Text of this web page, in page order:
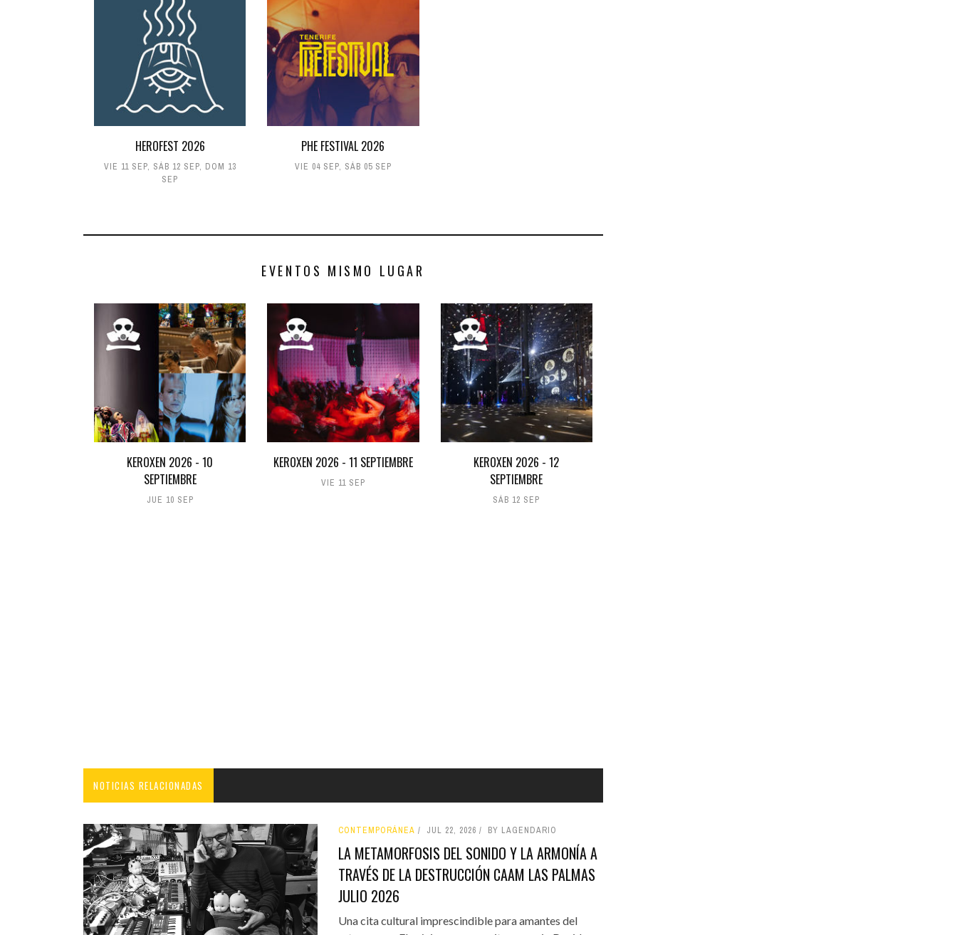
HEROFEST 2026
VIE 11 SEP, SÁB 12 SEP, DOM 13
SEP
PHE FESTIVAL 2026
VIE 04 SEP, SÁB 05 SEP
EVENTOS MISMO LUGAR
KEROXEN 2026 - 10
SEPTIEMBRE
JUE 10 SEP
KEROXEN 2026 - 11 SEPTIEMBRE
VIE 11 SEP
KEROXEN 2026 - 12
SEPTIEMBRE
SÁB 12 SEP
NOTICIAS RELACIONADAS
CONTEMPORÁNEA JUL 22, 2026 BY LAGENDARIO
LA METAMORFOSIS DEL SONIDO Y LA ARMONÍA A
TRAVÉS DE LA DESTRUCCIÓN CAAM LAS PALMAS
JULIO 2026
Una cita cultural imprescindible para amantes del